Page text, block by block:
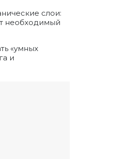
слои:
необходимый
«умных
и